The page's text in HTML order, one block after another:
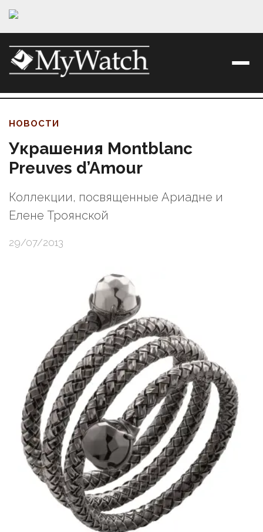
НОВОСТИ
Украшения Montblanc
Preuves d’Amour
Коллекции, посвященные Ариадне и
Елене Троянской
29/07/2013